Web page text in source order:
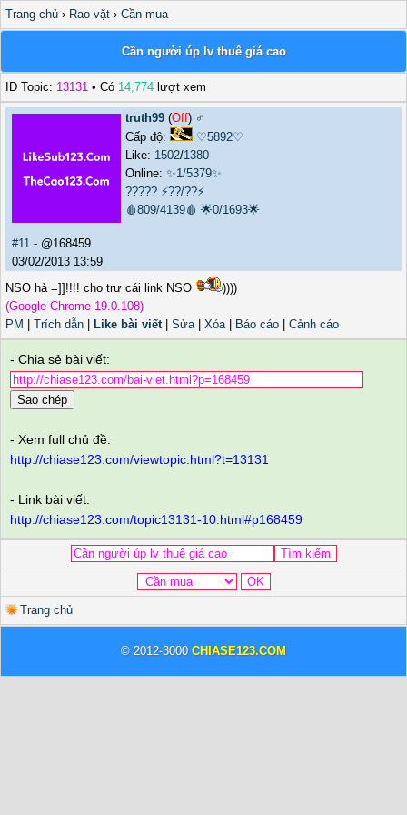
Trang chủ › Rao vặt › Cần mua
Cần người úp lv thuê giá cao
ID Topic: 13131 • Có 14,774 lượt xem
truth99 (Off) ♂️
Cấp độ:
♡5892♡
Like: 1502/1380
Online: ✨1/5379✨
????? ⚡??/??⚡
🩸809/4139🩸 🌟0/1693🌟
#11 - @168459
03/02/2013 13:59
NSO hả =]]!!!! cho trư cái link NSO
))))
(Google Chrome 19.0.108)
PM
Trích dẫn Like bài viết| Sửa| Xóa| Báo cáo Cảnh cáo
- Chia sẻ bài viết:
Sao chép
- Xem full chủ đề:
http://chiase123.com/viewtopic.html?t=13131
- Link bài viết:
http://chiase123.com/topic13131-10.html#p168459
Trang chủ
© 2012-3000 CHIASE123.COM